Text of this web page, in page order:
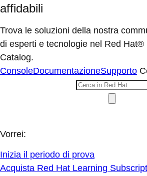
affidabili
Trova le soluzioni della nostra
di esperti e tecnologie nel Red Hat®
Catalog.
ConsoleDocumentazioneSupporto
Vorrei:
Inizia il periodo di prova
Acquista Red Hat Learning